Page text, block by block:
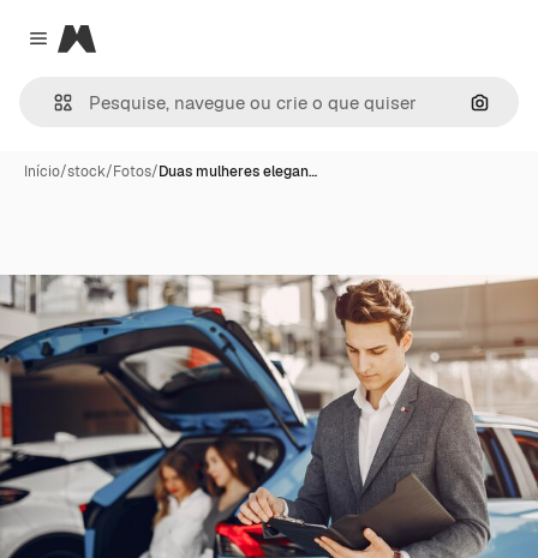
Close menu
Magnific
Início/stock/Fotos/Duas mulheres elegan…